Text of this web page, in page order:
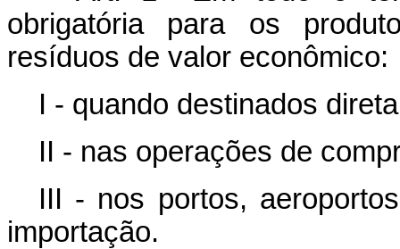
obrigatória para os
resíduos de valor econômico:
I - quando destinados
II - nas operações de
III - nos portos,
importação.